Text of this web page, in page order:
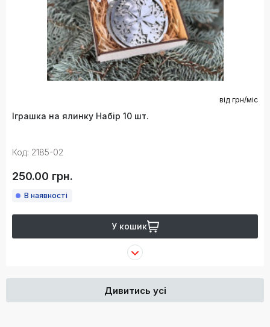
від грн/міс
Іграшка на ялинку Набір 10 шт.
Код: 2185-02
250.00 грн.
В наявності
У кошик
Дивитись усі